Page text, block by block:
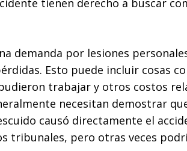
tienen derecho a buscar
demanda por lesiones
Esto puede incluir cosas
trabajar y otros costos
necesitan demostrar
causó directamente el
tribunales, pero otras veces